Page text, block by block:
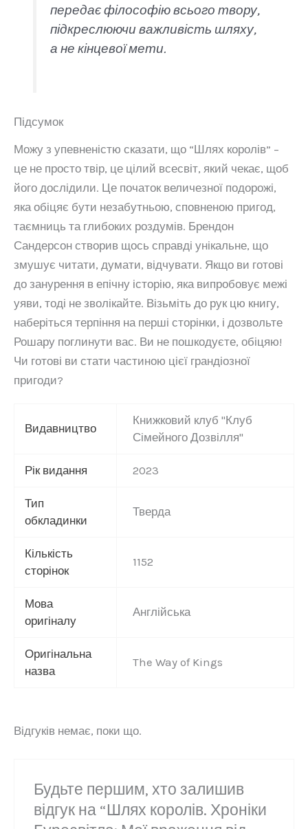
передає філософію всього твору,
підкреслюючи важливість шляху,
а не кінцевої мети.
Підсумок
Можу з упевненістю сказати, що “Шлях королів” –
це не просто твір, це цілий всесвіт, який чекає, щоб
його дослідили. Це початок величезної подорожі,
яка обіцяє бути незабутньою, сповненою пригод,
таємниць та глибоких роздумів. Брендон
Сандерсон створив щось справді унікальне, що
змушує читати, думати, відчувати. Якщо ви готові
до занурення в епічну історію, яка випробовує межі
уяви, тоді не зволікайте. Візьміть до рук цю книгу,
наберіться терпіння на перші сторінки, і дозвольте
Рошару поглинути вас. Ви не пошкодуєте, обіцяю!
Чи готові ви стати частиною цієї грандіозної
пригоди?
Видавництво
Книжковий клуб "Клуб
Сімейного Дозвілля"
Рік видання 2023
Тип
обкладинки
Тверда
Кількість
сторінок
1152
Мова
оригіналу
Англійська
Оригінальна
назва
The Way of Kings
Відгуків немає, поки що.
Будьте першим, хто залишив
відгук на “Шлях королів. Хроніки